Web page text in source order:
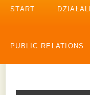
START
PUBLIC RELATIONS